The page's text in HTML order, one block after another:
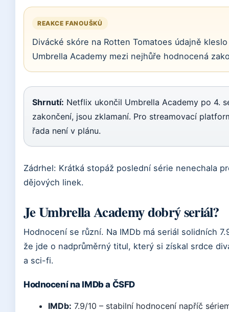
REAKCE FANOUŠKŮ
Divácké skóre na Rotten Tomatoes údajně kleslo
Umbrella Academy mezi nejhůře hodnocená
Shrnutí: Netflix ukončil Umbrella Academy po 4.
zakončení, jsou zklamaní. Pro streamovací
řada není v plánu.
Zádrhel: Krátká stopáž poslední série nenechala
dějových linek.
Je Umbrella Academy dobrý seriál?
Hodnocení se různí. Na IMDb má seriál solidních
že jde o nadprůměrný titul, který si získal srdce
a sci-fi.
Hodnocení na IMDb a ČSFD
IMDb: 7.9/10 – stabilní hodnocení napříč